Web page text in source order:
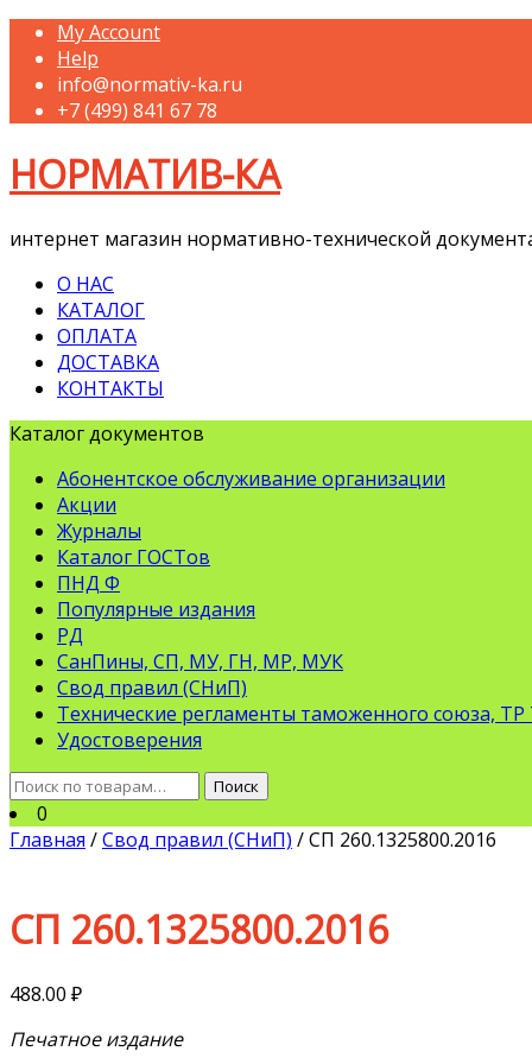
My Account
Help
info@normativ-ka.ru
+7 (499) 841 67 78
НОРМАТИВ-КА
интернет магазин нормативно-технической
О НАС
КАТАЛОГ
ОПЛАТА
ДОСТАВКА
КОНТАКТЫ
Каталог документов
Абонентское обслуживание организации
Акции
Журналы
Каталог ГОСТов
ПНД Ф
Популярные издания
РД
СанПины, СП, МУ, ГН, МР, МУК
Свод правил (СНиП)
Технические регламенты таможенного союза, ТР
Удостоверения
Искать:
Поиск
0
Главная /Свод правил (СНиП) / СП 260.1325800.2016
СП 260.1325800.2016
488.00 ₽
Печатное издание